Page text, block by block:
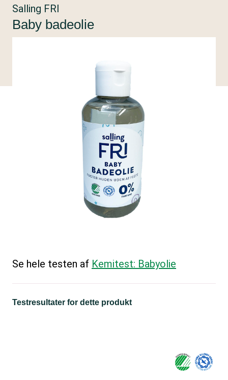
Salling FRI
Baby badeolie
Se hele testen af Kemitest: Babyolie
Testresultater for dette produkt